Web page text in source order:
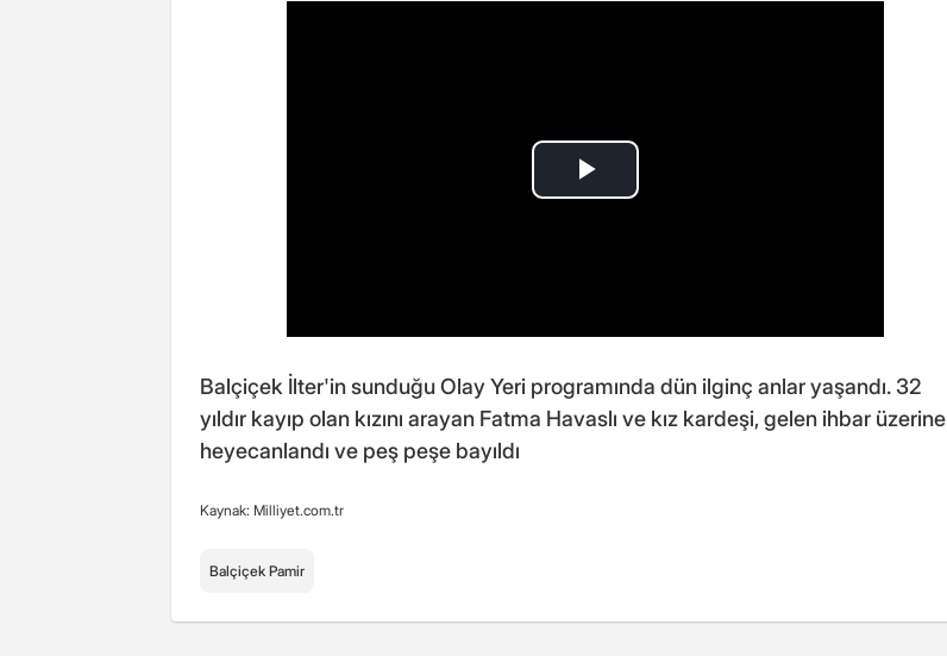
Balçiçek İlter'in sunduğu Olay Yeri programında dün ilginç anlar yaşandı. 32
yıldır kayıp olan kızını arayan Fatma Havaslı ve kız kardeşi, gelen ihbar üzerine
heyecanlandı ve peş peşe bayıldı
Kaynak: Milliyet.com.tr
Balçiçek Pamir